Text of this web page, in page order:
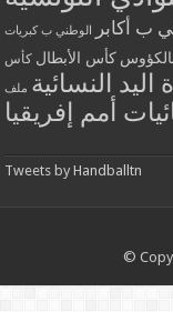
ب أكابر الوطني ب كبريات
بالكؤوس كأس الأبطال كأس
اليد النسائية ملف
أمم إفريقيا
Tweets by Handballtn
©